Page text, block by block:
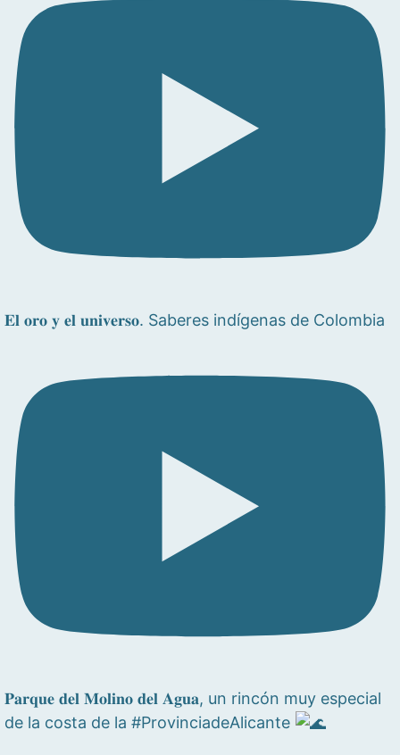
𝐄𝐥 𝐨𝐫𝐨 𝐲 𝐞𝐥 𝐮𝐧𝐢𝐯𝐞𝐫𝐬𝐨. Saberes indígenas de Colombia
𝐏𝐚𝐫𝐪𝐮𝐞 𝐝𝐞𝐥 𝐌𝐨𝐥𝐢𝐧𝐨 𝐝𝐞𝐥 𝐀𝐠𝐮𝐚, un rincón muy especial
de la costa de la #ProvinciadeAlicante